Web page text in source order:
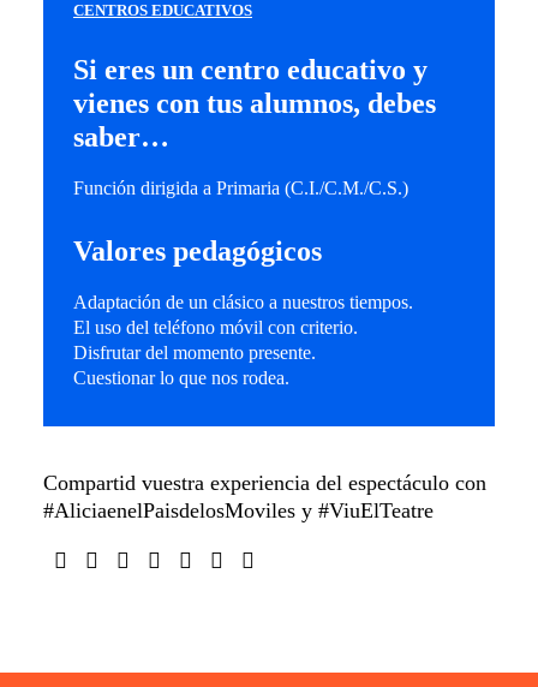
CENTROS EDUCATIVOS
Si eres un centro educativo y
vienes con tus alumnos, debes
saber…
Función dirigida a Primaria (C.I./C.M./C.S.)
Valores pedagógicos
Adaptación de un clásico a nuestros tiempos.
El uso del teléfono móvil con criterio.
Disfrutar del momento presente.
Cuestionar lo que nos rodea.
Compartid vuestra experiencia del espectáculo con
#AliciaenelPaisdelosMoviles y #ViuElTeatre